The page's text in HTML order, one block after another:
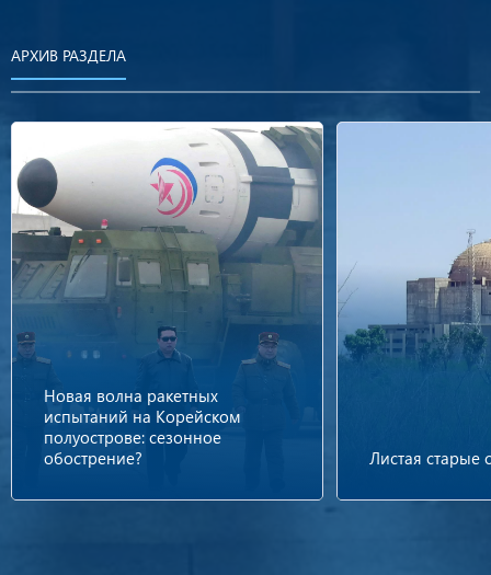
АРХИВ РАЗДЕЛА
Новая волна ракетных
испытаний на Корейском
полуострове: сезонное
обострение?
Листая старые